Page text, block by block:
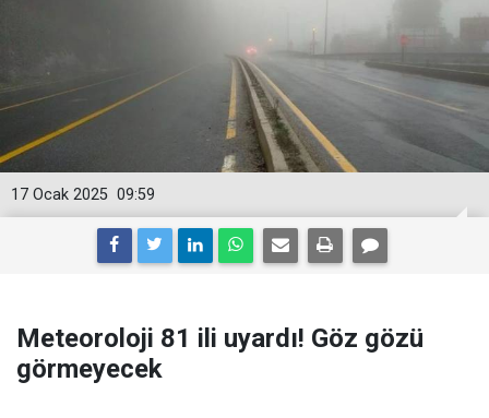
09:59
17 Ocak 2025
Meteoroloji 81 ili uyardı! Göz gözü
görmeyecek